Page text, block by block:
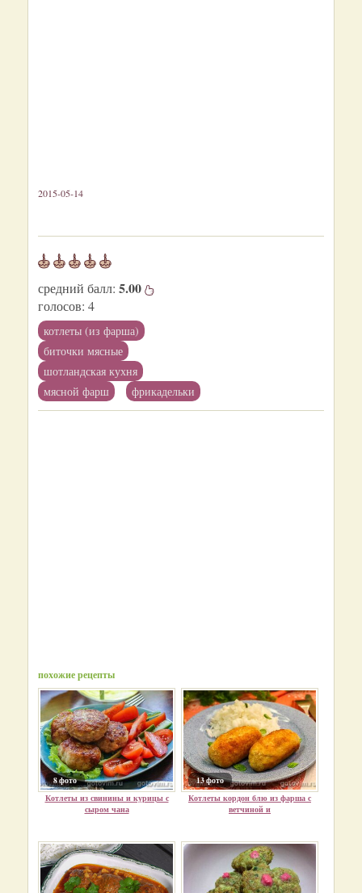
2015-05-14
средний балл: 5.00
голосов: 4
котлеты (из фарша)
биточки мясные
шотландская кухня
мясной фарш
фрикадельки
похожие рецепты
8 фото
Котлеты из свинины и курицы с
сыром чана
13 фото
Котлеты кордон блю из фарша с
ветчиной и